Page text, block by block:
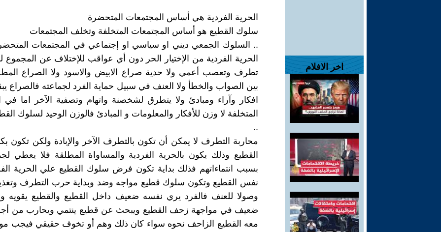
اخر الافلام
الحرية الفردية هي أساس المجتمعات المتحضرة
سلوك القطيع هو أساس المجتمعات المتخلفة وتخلف المجتمعات
.. السلوك الجمعي ديني او سياسي او إجتماعي في المجتمعات
الحرية الفردية من الإختيار الحر دون أي عواقب للإختلاف عن المجموع
تطرف وتعصب أعمي ولا حدية صراع الابيض والاسود ولا الصراع
بين الصواب والخطأ ولا العنف في سبيل حماية الفرد لجماعته فالصراع
افكار وآراء ومبادئ ولا يتطرق لشخصنة واتهام وتصفية الآخر اما في
المتخلفة لا وزن للأفكار والمعلومات و المبادئ فالوزن الوحيد لسلوك
..
محاربة التطرف لا يمكن أن تكون بالتطرف الآخر والإبادة ولكن تكون
القطيع وذلك يكون بالحرية الفردية والمساواة المطلقة فلا يعطي
بسبب انتماءاتهم فذلك بداية تكون فرض سلوك القطيع علي الحرية
نفس القطيع وتكون سلوك قطيع مواجه وضد وبداية حرب التطرف
وصولا للعنف فالفرد يري نفسه ضعيف داخل القطيع والقطيع يقويه
ضعيف في مواجهة زحف القطيع ويبحث عن قطيع ينتمي ويحارب من
معه القطيع الزاحف نحوه سواء كان ذلك وهم أو تخوف حقيقي فيجب